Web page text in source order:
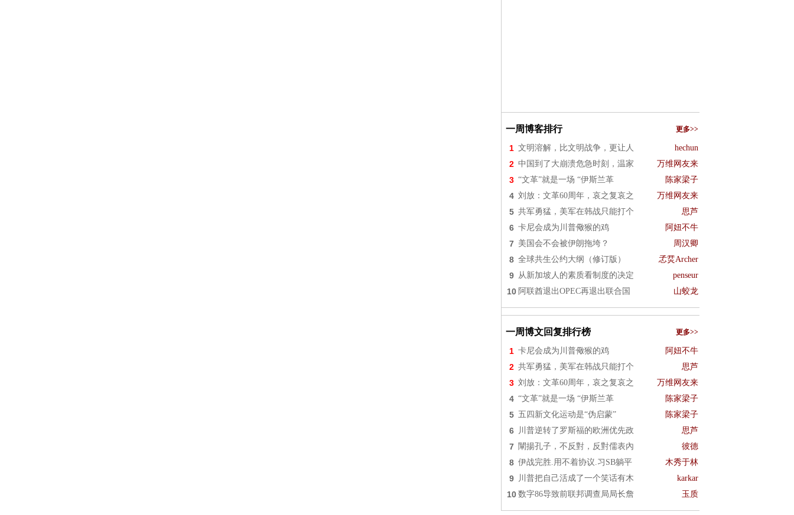
一周博客排行 更多>>
1 文明溶解，比文明战争，更让人 hechun
2 中国到了大崩溃危急时刻，温家 万维网友来
3 “文革”就是一场 “伊斯兰革 陈家梁子
4 刘放：文革60周年，哀之复哀之 万维网友来
5 共军勇猛，美军在韩战只能打个 思芦
6 卡尼会成为川普儆猴的鸡 阿妞不牛
7 美国会不会被伊朗拖垮？ 周汉卿
8 全球共生公约大纲（修订版） 孞烎Archer
9 从新加坡人的素质看制度的决定 penseur
10 阿联酋退出OPEC再退出联合国 山蛟龙
一周博文回复排行榜 更多>>
1 卡尼会成为川普儆猴的鸡 阿妞不牛
2 共军勇猛，美军在韩战只能打个 思芦
3 刘放：文革60周年，哀之复哀之 万维网友来
4 “文革”就是一场 “伊斯兰革 陈家梁子
5 五四新文化运动是“伪启蒙” 陈家梁子
6 川普逆转了罗斯福的欧洲优先政 思芦
7 闡揚孔子，不反對，反對儒表內 彼德
8 伊战完胜.用不着协议.习SB躺平 木秀于林
9 川普把自己活成了一个笑话有木 karkar
10 数字86导致前联邦调查局局长詹 玉质